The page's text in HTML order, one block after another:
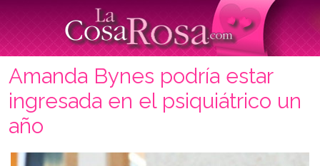
Amanda Bynes podría estar
ingresada en el psiquiátrico un
año